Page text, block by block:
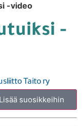
-video
-
Taito ry
Lisää suosikkeihin